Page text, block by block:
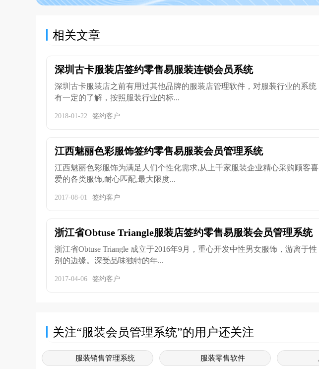
相关文章
深圳古卡服装店签约零售易服装连锁会员系统
深圳古卡服装店之前有用过其他品牌的服装店管理软件，对服装行业的系统
有一定的了解，按照服装行业的标...
2018-01-22 签约客户
江西魅丽色彩服饰签约零售易服装会员管理系统
江西魅丽色彩服饰为满足人们个性化需求,从上千家服装企业精心采购顾客喜
爱的各类服饰,耐心匹配,最大限度...
2017-08-01 签约客户
浙江省Obtuse Triangle服装店签约零售易服装会员管理系统
浙江省Obtuse Triangle 成立于2016年9月，重心开发中性男女服饰，游离于性
别的边缘。深受品味独特的年...
2017-04-06 签约客户
关注“服装会员管理系统”的用户还关注
服装销售管理系统 服装零售软件